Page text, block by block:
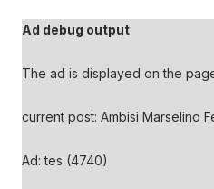
Ad debug output
The ad is displayed on the
current post: Ambisi Marselino
Ad: tes (4740)